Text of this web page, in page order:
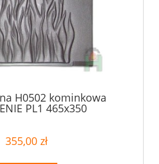
H0502 kominkowa
PL1 465x350
355,00 zł